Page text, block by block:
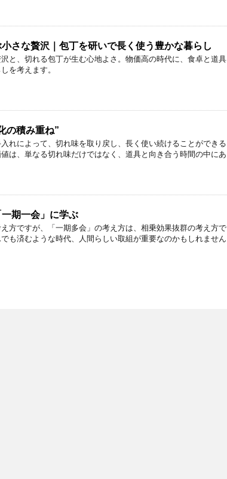
さな贅沢｜包丁を研いで長く使う豊かな暮らし
と、切れる包丁が生む心地よさ。物価高の時代に、食卓と道具
を考えます。
の積み重ね”
れによって、切れ味を取り戻し、長く使い続けることができる
は、単なる切れ味だけではなく、道具と向き合う時間の中にあ
期一会」に学ぶ
え方ですが、「一期多会」の考え方は、相乗効果抜群の考え方で
も済むような時代、人間らしい取組が重要なのかもしれません